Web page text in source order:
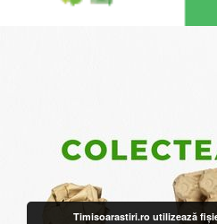
Timisoarastiri.ro utilizează